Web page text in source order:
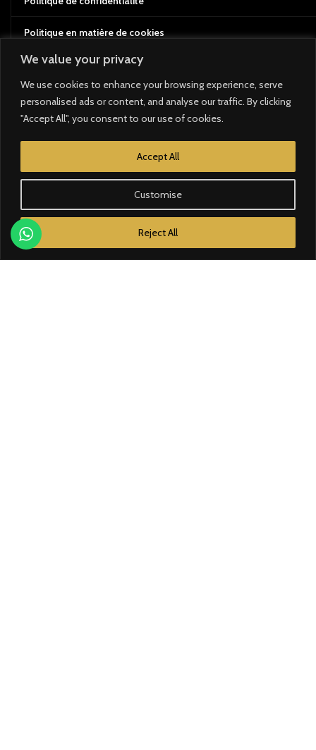
We value your privacy
We use cookies to enhance your browsing experience, serve
personalised ads or content, and analyse our traffic. By clicking
"Accept All", you consent to our use of cookies.
Customise
Reject All
Accept All
Politique en matière de cookies
Conditions d'utilisation
Politique de retour et de remboursement
Contrôle d'accès
Domotique